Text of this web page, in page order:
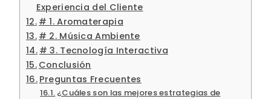
Experiencia del Cliente
# 1. Aromaterapia
# 2. Música Ambiente
# 3. Tecnología Interactiva
Conclusión
Preguntas Frecuentes
¿Cuáles son las mejores estrategias de